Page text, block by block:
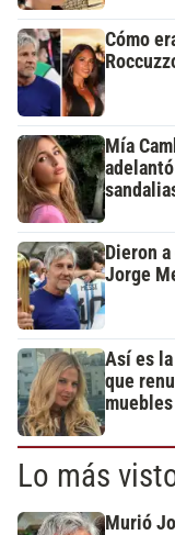
Cómo
Mía
Dieron
Jorge
Así es
que
Lo más
Murió